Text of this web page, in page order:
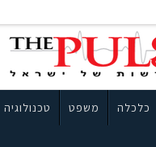
כלכלה משפט טכנולוגיה